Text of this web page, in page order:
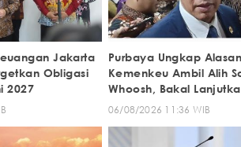
Jakarta
Obligasi
2027
Purbaya Ungkap Alasan
Kemenkeu Ambil Alih
Whoosh, Bakal
ke Jatim
06/08/2026 11:36 WIB